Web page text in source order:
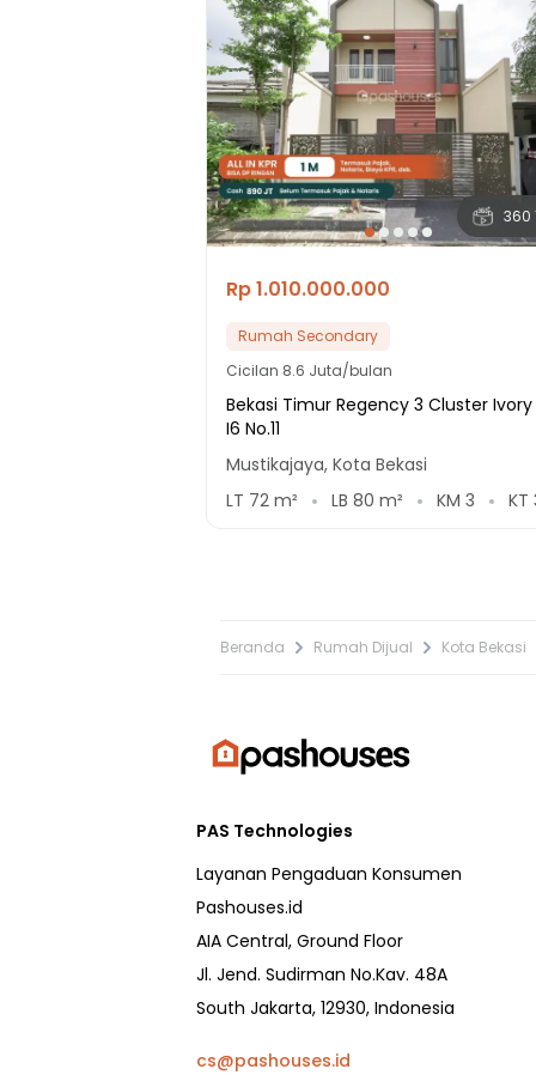
360
Rp 1.010.000.000
Rumah Secondary
Cicilan 8.6 Juta/bulan
Bekasi Timur Regency 3 Cluster Ivory
I6 No.11
Mustikajaya, Kota Bekasi
LT 72 m² LB 80 m² KM 3 KT
Beranda Rumah Dijual Kota Bekasi
PAS Technologies
Layanan Pengaduan Konsumen
Pashouses.id
AIA Central, Ground Floor
Jl. Jend. Sudirman No.Kav. 48A
South Jakarta, 12930, Indonesia
cs@pashouses.id